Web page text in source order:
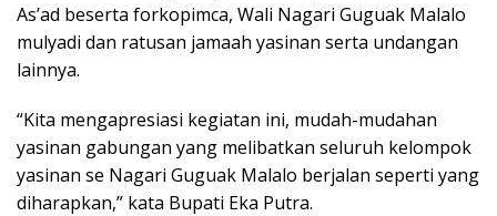
As’ad beserta forkopimca, Wali Nagari Guguak Malalo
mulyadi dan ratusan jamaah yasinan serta undangan
lainnya.
“Kita mengapresiasi kegiatan ini, mudah-mudahan
yasinan gabungan yang melibatkan seluruh kelompok
yasinan se Nagari Guguak Malalo berjalan seperti yang
diharapkan,” kata Bupati Eka Putra.